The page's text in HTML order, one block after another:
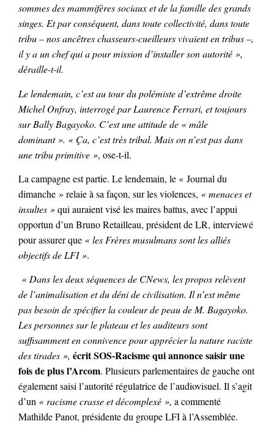
sommes des mammifères sociaux et de la famille des grands
singes. Et par conséquent, dans toute collectivité, dans toute
tribu – nos ancêtres chasseurs-cueilleurs vivaient en tribus –,
il y a un chef qui a pour mission d’installer son autorité »,
déraille-t-il.
Le lendemain, c’est au tour du polémiste d’extrême droite
Michel Onfray, interrogé par Laurence Ferrari, et toujours
sur Bally Bagayoko. C’est une attitude de « mâle
dominant ». « Ça, c’est très tribal. Mais on n’est pas dans
une tribu primitive », ose-t-il.
La campagne est partie. Le lendemain, le « Journal du
dimanche » relaie à sa façon, sur les violences, « menaces et
insultes »qui auraient visé les maires battus, avec l’appui
opportun d’un Bruno Retailleau, président de LR, interviewé
pour assurer que « les Frères musulmans sont les alliés
objectifs de LFI ».
«Dans les deux séquences de CNews, les propos relèvent
de l’animalisation et du déni de civilisation. Il n’est même
pas besoin de spécifier la couleur de peau de M. Bagayoko.
Les personnes sur le plateau et les auditeurs sont
suffisamment en connivence pour apprécier la nature raciste
des tirades », écrit SOS-Racisme qui annonce saisir une
fois de plus l’Arcom. Plusieurs parlementaires de gauche ont
également saisi l’autorité régulatrice de l’audiovisuel. Il s’agit
d’un « racisme crasse et décomplexé », a commenté
Mathilde Panot, présidente du groupe LFI à l’Assemblée.